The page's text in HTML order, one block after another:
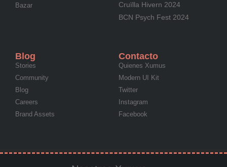
Bazar
Cruïlla Hivern 2024
BCN Psych Fest 2024
Blog
Stories
Community
Blog
Careers
Brand Assets
Contacto
Quienes Xumus
Modern UI Kit
Twitter
Instagram
Facebook